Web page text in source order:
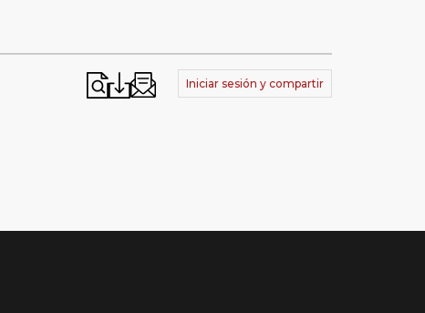
Iniciar sesión y compartir